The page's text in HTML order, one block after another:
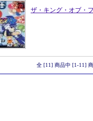
ザ・キング・オブ・
全 [11] 商品中 [1-11]